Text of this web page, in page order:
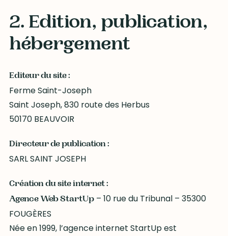
2. Edition, publication,
hébergement
Editeur du site :
Ferme Saint-Joseph
Saint Joseph, 830 route des Herbus
50170 BEAUVOIR
Directeur de publication :
SARL SAINT JOSEPH
Création du site internet :
Agence Web StartUp– 10 rue du Tribunal – 35300
FOUGÈRES
Née en 1999, l’agence internet StartUp est